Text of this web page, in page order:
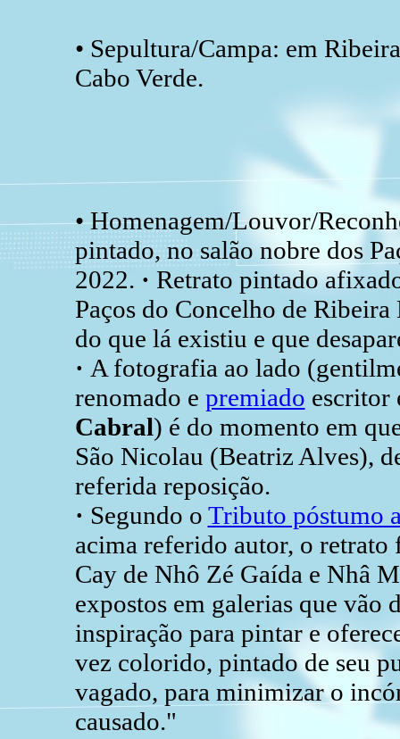
• Sepultura/Campa: em
Cabo Verde.
• Homenagem/Louvor/
pintado, no salão nobre dos
2022. · Retrato pintado
Paços do Concelho de
do que lá existiu e que
· A fotografia ao lado
renomado e premiado escritor
Cabral) é do momento em
São Nicolau (Beatriz Alves),
referida reposição.
· Segundo o Tributo póstumo
acima referido autor, o
Cay de Nhô Zé Gaída e Nhâ
expostos em galerias que vão
inspiração para pintar e
vez colorido, pintado de seu
vagado, para minimizar o
causado."